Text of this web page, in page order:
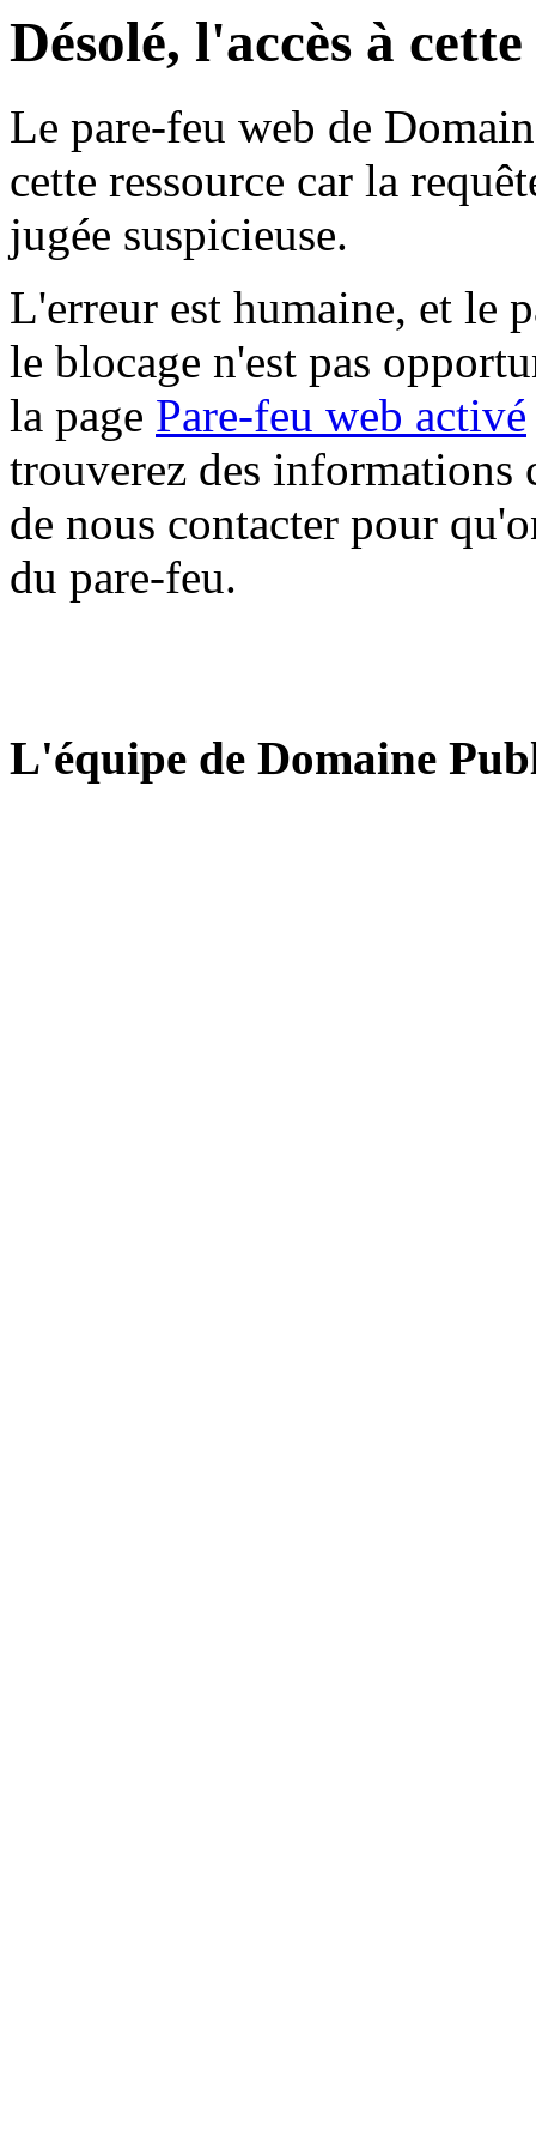
Désolé, l'accès à
Le pare-feu web de
cette ressource car la
jugée suspicieuse.
L'erreur est humaine, et le
le blocage n'est pas
la page Pare-feu web activé
trouverez des informations
de nous contacter pour
du pare-feu.
L'équipe de Domaine